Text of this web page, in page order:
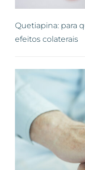
Quetiapina: para
efeitos colaterais